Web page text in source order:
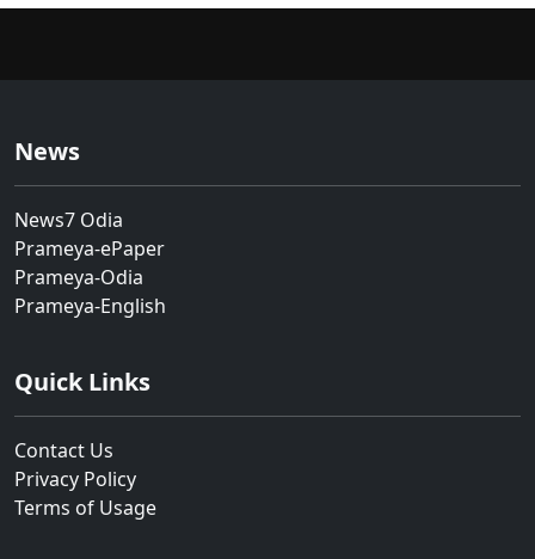
News
News7 Odia
Prameya-ePaper
Prameya-Odia
Prameya-English
Quick Links
Contact Us
Privacy Policy
Terms of Usage